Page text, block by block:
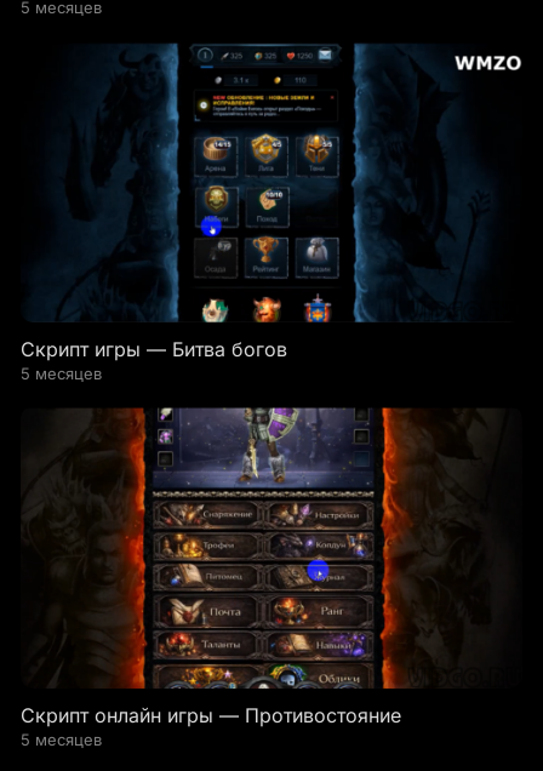
5 месяцев
Скрипт игры — Битва богов
5 месяцев
Скрипт онлайн игры — Противостояние
5 месяцев